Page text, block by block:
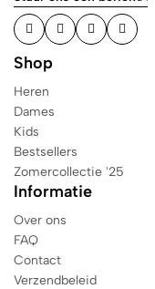
Shop
Heren
Dames
Kids
Bestsellers
Zomercollectie '25
Informatie
Over ons
FAQ
Contact
Verzendbeleid